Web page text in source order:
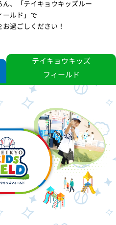
、「テイキョウキッズルー
ールド」で
過ごしください！
テイキョウキッズ
フィールド